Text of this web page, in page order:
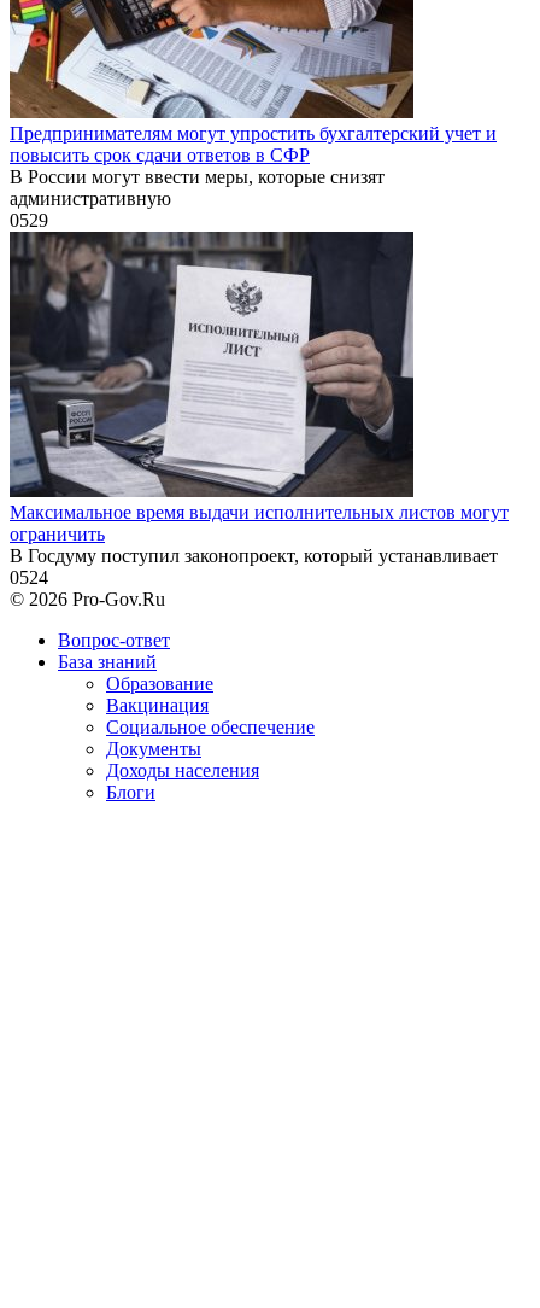
Предпринимателям могут упростить бухгалтерский учет и
повысить срок сдачи ответов в СФР
В России могут ввести меры, которые снизят
административную
0529
Максимальное время выдачи исполнительных листов могут
ограничить
В Госдуму поступил законопроект, который устанавливает
0524
© 2026 Pro-Gov.Ru
Вопрос-ответ
База знаний
Образование
Вакцинация
Социальное обеспечение
Документы
Доходы населения
Блоги